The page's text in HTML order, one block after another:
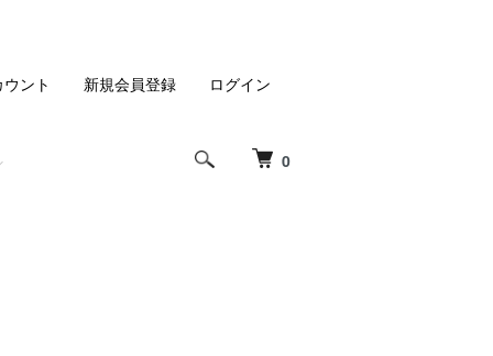
0
ント 新規会員登録 ログイン